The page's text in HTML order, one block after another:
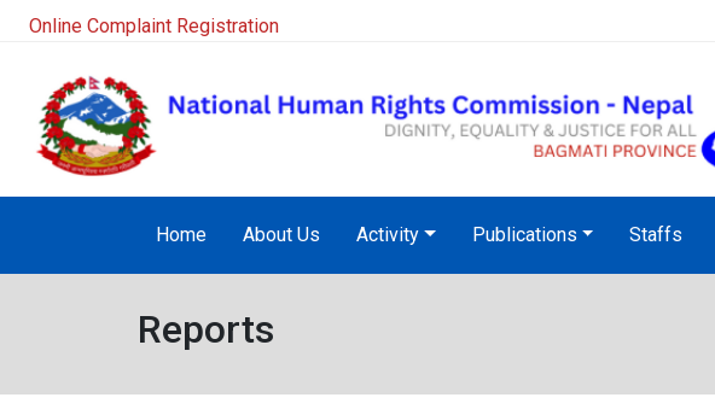
Online Complaint Registration
Home About Us Activity Publications Staffs
Reports